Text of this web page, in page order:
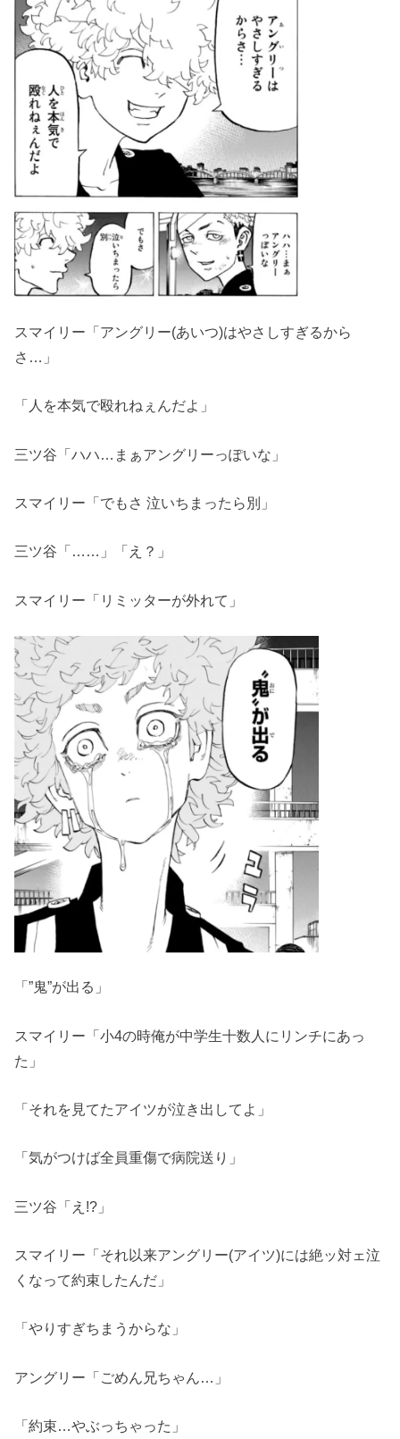
スマイリー「アングリー(あいつ)はやさしすぎるから
さ…」
「人を本気で殴れねぇんだよ」
三ツ谷「ハハ…まぁアングリーっぽいな」
スマイリー「でもさ 泣いちまったら別」
三ツ谷「……」「え？」
スマイリー「リミッターが外れて」
「”鬼”が出る」
スマイリー「小4の時俺が中学生十数人にリンチにあっ
た」
「それを見てたアイツが泣き出してよ」
「気がつけば全員重傷で病院送り」
三ツ谷「え!?」
スマイリー「それ以来アングリー(アイツ)には絶ッ対ェ泣
くなって約束したんだ」
「やりすぎちまうからな」
アングリー「ごめん兄ちゃん…」
「約束…やぶっちゃった」